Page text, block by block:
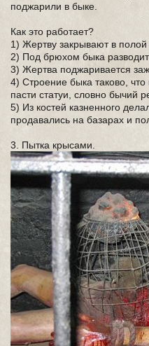
поджарили в быке.
Как это работает?
1) Жертву закрывают в
2) Под брюхом быка
3) Жертва поджаривается
4) Строение быка таково,
пасти статуи, словно бычий
5) Из костей казненного
продавались на базарах и
3. Пытка крысами.